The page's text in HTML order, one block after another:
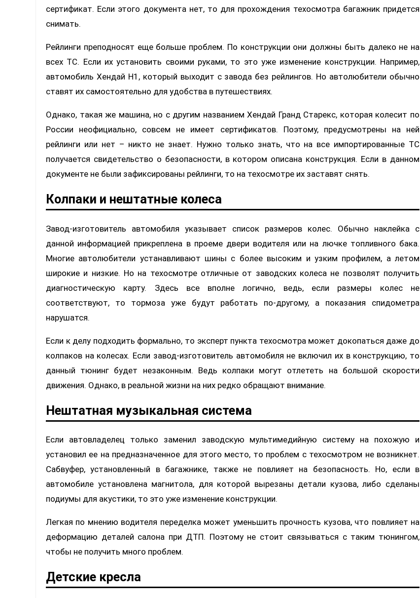
сертификат. Если этого документа нет, то для прохождения техосмотра багажник придется
снимать.
Рейлинги преподносят еще больше проблем. По конструкции они должны быть далеко не на
всех ТС. Если их установить своими руками, то это уже изменение конструкции. Например,
автомобиль Хендай Н1, который выходит с завода без рейлингов. Но автолюбители обычно
ставят их самостоятельно для удобства в путешествиях.
Однако, такая же машина, но с другим названием Хендай Гранд Старекс, которая колесит по
России неофициально, совсем не имеет сертификатов. Поэтому, предусмотрены на ней
рейлинги или нет – никто не знает. Нужно только знать, что на все импортированные ТС
получается свидетельство о безопасности, в котором описана конструкция. Если в данном
документе не были зафиксированы рейлинги, то на техосмотре их заставят снять.
Колпаки и нештатные колеса
Завод-изготовитель автомобиля указывает список размеров колес. Обычно наклейка с
данной информацией прикреплена в проеме двери водителя или на лючке топливного бака.
Многие автолюбители устанавливают шины с более высоким и узким профилем, а летом
широкие и низкие. Но на техосмотре отличные от заводских колеса не позволят получить
диагностическую карту. Здесь все вполне логично, ведь, если размеры колес не
соответствуют, то тормоза уже будут работать по-другому, а показания спидометра
нарушатся.
Если к делу подходить формально, то эксперт пункта техосмотра может докопаться даже до
колпаков на колесах. Если завод-изготовитель автомобиля не включил их в конструкцию, то
данный тюнинг будет незаконным. Ведь колпаки могут отлететь на большой скорости
движения. Однако, в реальной жизни на них редко обращают внимание.
Нештатная музыкальная система
Если автовладелец только заменил заводскую мультимедийную систему на похожую и
установил ее на предназначенное для этого место, то проблем с техосмотром не возникнет.
Сабвуфер, установленный в багажнике, также не повлияет на безопасность. Но, если в
автомобиле установлена магнитола, для которой вырезаны детали кузова, либо сделаны
подиумы для акустики, то это уже изменение конструкции.
Легкая по мнению водителя переделка может уменьшить прочность кузова, что повлияет на
деформацию деталей салона при ДТП. Поэтому не стоит связываться с таким тюнингом,
чтобы не получить много проблем.
Детские кресла